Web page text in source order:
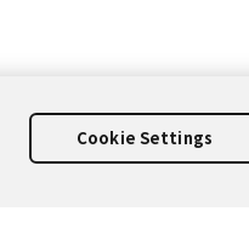
Cookie Settings